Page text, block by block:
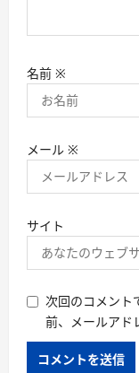
名前 ※
メール ※
サイト
次回のコメント
前、メールアド